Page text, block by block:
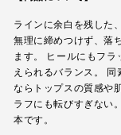
ラインに余白を残した
無理に締めつけず、落
ます。 ヒールにもフ
えられるバランス。
ならトップスの質感や
ラフにも転びすぎない
本です。